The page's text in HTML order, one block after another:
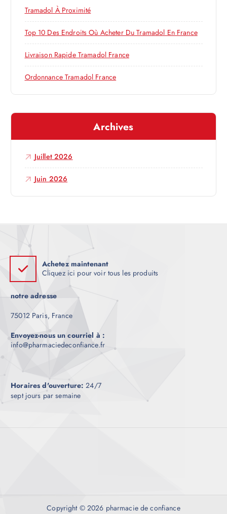
t
i
c
e
r
:
Tramadol À Proximité
Top 10 Des Endroits Où Acheter Du Tramadol En France
Livraison Rapide Tramadol France
Ordonnance Tramadol France
Archives
Juillet 2026
Juin 2026
Achetez maintenant
Cliquez ici pour voir tous les produits
notre adresse
75012 Paris, France
Envoyez-nous un courriel à :
info@pharmaciedeconfiance.fr
Horaires d'ouverture: 24/7
sept jours par semaine
Copyright © 2026 pharmacie de confiance